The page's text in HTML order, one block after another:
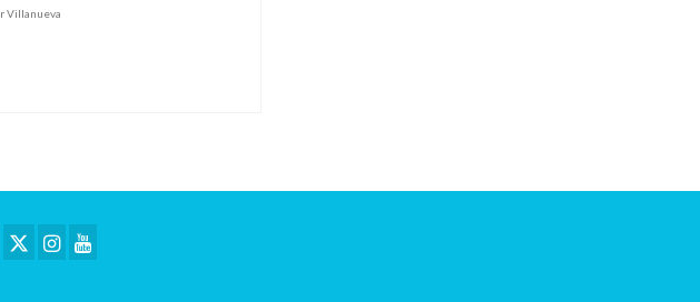
Villanueva